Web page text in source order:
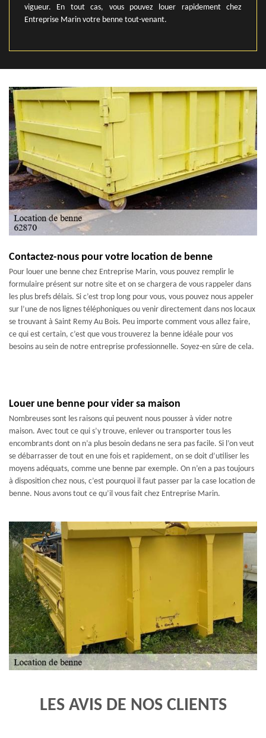
vigueur. En tout cas, vous pouvez louer rapidement chez
Entreprise Marin votre benne tout-venant.
Contactez-nous pour votre location de benne
Pour louer une benne chez Entreprise Marin, vous pouvez remplir le
formulaire présent sur notre site et on se chargera de vous rappeler dans
les plus brefs délais. Si c’est trop long pour vous, vous pouvez nous appeler
sur l’une de nos lignes téléphoniques ou venir directement dans nos locaux
se trouvant à Saint Remy Au Bois. Peu importe comment vous allez faire,
ce qui est certain, c’est que vous trouverez la benne idéale pour vos
besoins au sein de notre entreprise professionnelle. Soyez-en sûre de cela.
Louer une benne pour vider sa maison
Nombreuses sont les raisons qui peuvent nous pousser à vider notre
maison. Avec tout ce qui s’y trouve, enlever ou transporter tous les
encombrants dont on n’a plus besoin dedans ne sera pas facile. Si l’on veut
se débarrasser de tout en une fois et rapidement, on se doit d’utiliser les
moyens adéquats, comme une benne par exemple. On n’en a pas toujours
à disposition chez nous, c’est pourquoi il faut passer par la case location de
benne. Nous avons tout ce qu’il vous fait chez Entreprise Marin.
LES AVIS DE NOS CLIENTS